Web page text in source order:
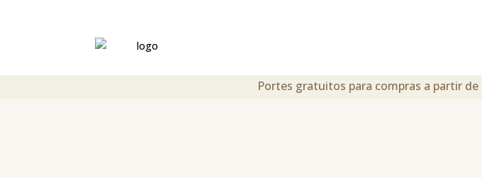
Portes gratuitos para compras a partir